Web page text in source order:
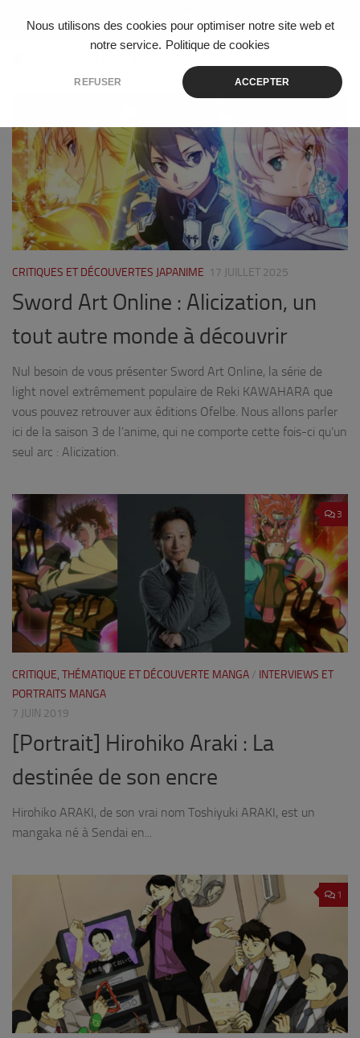
Nous utilisons des cookies pour optimiser notre site web et
notre service. Politique de cookies
REFUSER ACCEPTER
Skip to content
CRITIQUES ET DÉCOUVERTES JAPANIME 17 JUILLET 2025
Sword Art Online : Alicization, un
tout autre monde à découvrir
Nul besoin de vous présenter Sword Art Online, la série de
light novel extrêmement populaire de Reki KAWAHARA que
vous pouvez retrouver aux éditions Ofelbe. Nous allons parler
ici de la saison 3 de l’anime, qui ne comporte cette fois-ci qu’un
seul arc : Alicization.
3
CRITIQUE, THÉMATIQUE ET DÉCOUVERTE MANGA / INTERVIEWS ET
PORTRAITS MANGA
7 JUIN 2019
[Portrait] Hirohiko Araki : La
destinée de son encre
Hirohiko ARAKI, de son vrai nom Toshiyuki ARAKI, est un
mangaka né à Sendai en...
1